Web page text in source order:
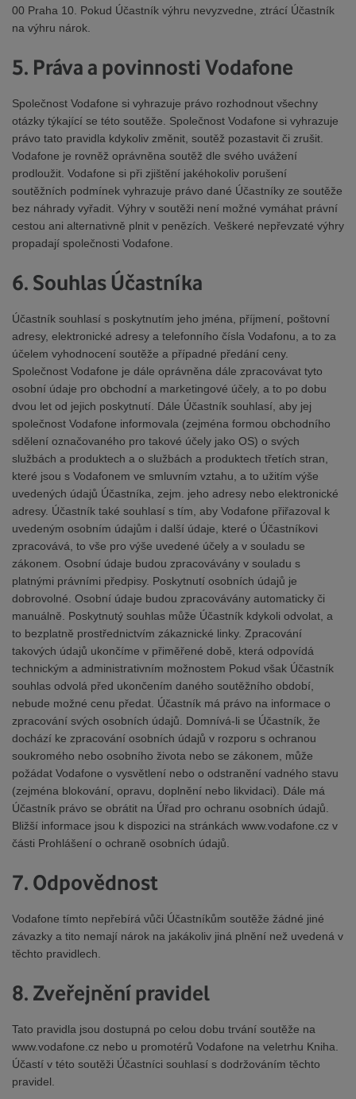
00 Praha 10. Pokud Účastník výhru nevyzvedne, ztrácí Účastník
na výhru nárok.
5. Práva a povinnosti Vodafone
Společnost Vodafone si vyhrazuje právo rozhodnout všechny
otázky týkající se této soutěže. Společnost Vodafone si vyhrazuje
právo tato pravidla kdykoliv změnit, soutěž pozastavit či zrušit.
Vodafone je rovněž oprávněna soutěž dle svého uvážení
prodloužit. Vodafone si při zjištění jakéhokoliv porušení
soutěžních podmínek vyhrazuje právo dané Účastníky ze soutěže
bez náhrady vyřadit. Výhry v soutěži není možné vymáhat právní
cestou ani alternativně plnit v penězích. Veškeré nepřevzaté výhry
propadají společnosti Vodafone.
6. Souhlas Účastníka
Účastník souhlasí s poskytnutím jeho jména, příjmení, poštovní
adresy, elektronické adresy a telefonního čísla Vodafonu, a to za
účelem vyhodnocení soutěže a případné předání ceny.
Společnost Vodafone je dále oprávněna dále zpracovávat tyto
osobní údaje pro obchodní a marketingové účely, a to po dobu
dvou let od jejich poskytnutí. Dále Účastník souhlasí, aby jej
společnost Vodafone informovala (zejména formou obchodního
sdělení označovaného pro takové účely jako OS) o svých
službách a produktech a o službách a produktech třetích stran,
které jsou s Vodafonem ve smluvním vztahu, a to užitím výše
uvedených údajů Účastníka, zejm. jeho adresy nebo elektronické
adresy. Účastník také souhlasí s tím, aby Vodafone přiřazoval k
uvedeným osobním údajům i další údaje, které o Účastníkovi
zpracovává, to vše pro výše uvedené účely a v souladu se
zákonem. Osobní údaje budou zpracovávány v souladu s
platnými právními předpisy. Poskytnutí osobních údajů je
dobrovolné. Osobní údaje budou zpracovávány automaticky či
manuálně. Poskytnutý souhlas může Účastník kdykoli odvolat, a
to bezplatně prostřednictvím zákaznické linky. Zpracování
takových údajů ukončíme v přiměřené době, která odpovídá
technickým a administrativním možnostem Pokud však Účastník
souhlas odvolá před ukončením daného soutěžního období,
nebude možné cenu předat. Účastník má právo na informace o
zpracování svých osobních údajů. Domnívá-li se Účastník, že
dochází ke zpracování osobních údajů v rozporu s ochranou
soukromého nebo osobního života nebo se zákonem, může
požádat Vodafone o vysvětlení nebo o odstranění vadného stavu
(zejména blokování, opravu, doplnění nebo likvidaci). Dále má
Účastník právo se obrátit na Úřad pro ochranu osobních údajů.
Bližší informace jsou k dispozici na stránkách www.vodafone.cz v
části Prohlášení o ochraně osobních údajů.
7. Odpovědnost
Vodafone tímto nepřebírá vůči Účastníkům soutěže žádné jiné
závazky a tito nemají nárok na jakákoliv jiná plnění než uvedená v
těchto pravidlech.
8. Zveřejnění pravidel
Tato pravidla jsou dostupná po celou dobu trvání soutěže na
www.vodafone.cz nebo u promotérů Vodafone na veletrhu Kniha.
Účastí v této soutěži Účastníci souhlasí s dodržováním těchto
pravidel.